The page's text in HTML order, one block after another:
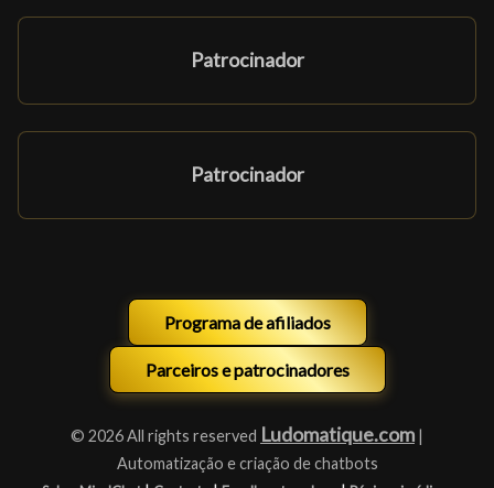
Patrocinador
Patrocinador
Programa de afiliados
Parceiros e patrocinadores
© 2026 All rights reserved Ludomatique.com |
Automatização e criação de chatbots